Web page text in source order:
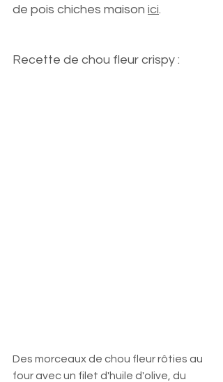
de pois chiches maison ici.
Recette de chou fleur crispy :
Des morceaux de chou fleur rôties au
four avec un filet d'huile d'olive, du